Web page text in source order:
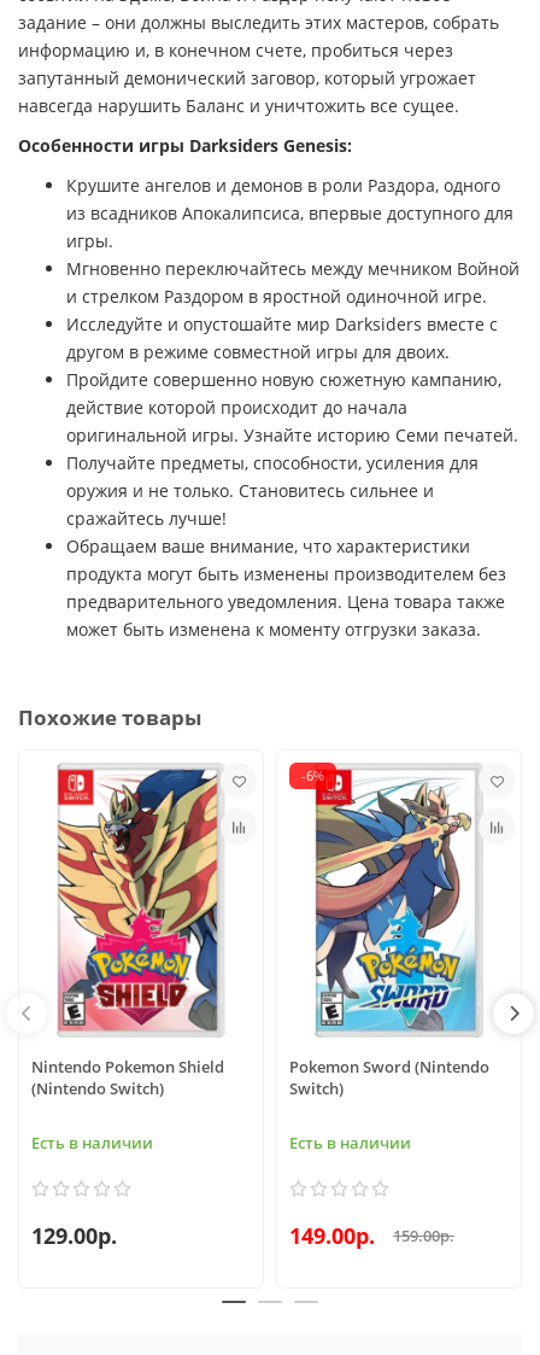
задание – они должны выследить этих мастеров, собрать
информацию и, в конечном счете, пробиться через
запутанный демонический заговор, который угрожает
навсегда нарушить Баланс и уничтожить все сущее.
Особенности игры Darksiders Genesis:
Крушите ангелов и демонов в роли Раздора, одного
из всадников Апокалипсиса, впервые доступного для
игры.
Мгновенно переключайтесь между мечником Войной
и стрелком Раздором в яростной одиночной игре.
Исследуйте и опустошайте мир Darksiders вместе с
другом в режиме совместной игры для двоих.
Пройдите совершенно новую сюжетную кампанию,
действие которой происходит до начала
оригинальной игры. Узнайте историю Семи печатей.
Получайте предметы, способности, усиления для
оружия и не только. Становитесь сильнее и
сражайтесь лучше!
Обращаем ваше внимание, что характеристики
продукта могут быть изменены производителем без
предварительного уведомления. Цена товара также
может быть изменена к моменту отгрузки заказа.
Похожие товары
Nintendo Pokemon Shield
(Nintendo Switch)
Есть в наличии
129.00р.
-6%
Pokemon Sword (Nintendo
Switch)
Есть в наличии
149.00р. 159.00р.